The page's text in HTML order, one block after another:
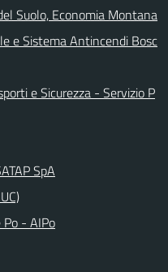
Suolo, Economia Montana
e Sistema Antincendi Bosc
e Sicurezza - Servizio P
SpA
- AIPo